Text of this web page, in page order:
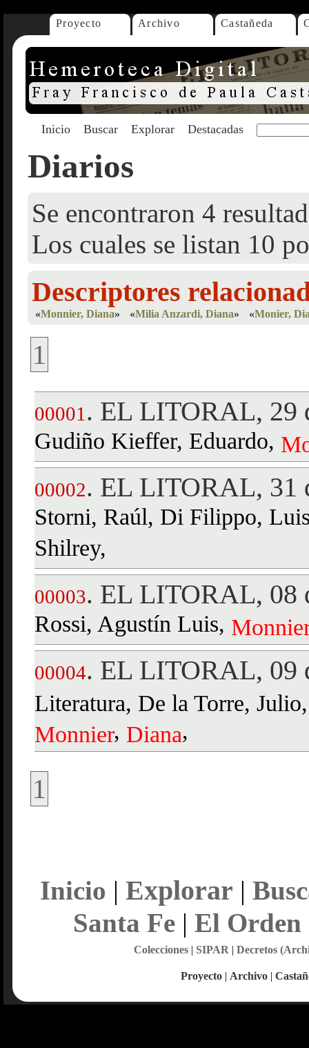
Proyecto Archivo Castañeda
Inicio Buscar Explorar Destacadas
Diarios
Se encontraron 4
Los cuales se listan 10
Descriptores
«Monnier, Diana» «Milia Anzardi, Diana» «Monier,
1
00001 . EL LITORAL, 29
Gudiño Kieffer, Eduardo,
00002. EL LITORAL, 31
Storni, Raúl, Di Filippo,
Shilrey,
00003. EL LITORAL, 08
Rossi, Agustín Luis,
00004. EL LITORAL, 09
Literatura, De la Torre,
Monnier, Diana,
1
Inicio | Explorar |
Santa Fe| El Orden
Colecciones| SIPAR | Decretos
Proyecto | Archivo |